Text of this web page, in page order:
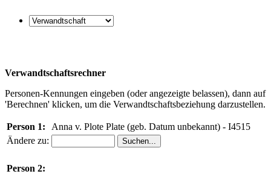
Verwandtschaftsrechner
Personen-Kennungen eingeben (oder angezeigte belassen), dann auf
'Berechnen' klicken, um die Verwandtschaftsbeziehung darzustellen.
Person 1:
Anna v. Plote Plate (geb. Datum unbekannt) - I4515
Ändere zu:
Person 2: